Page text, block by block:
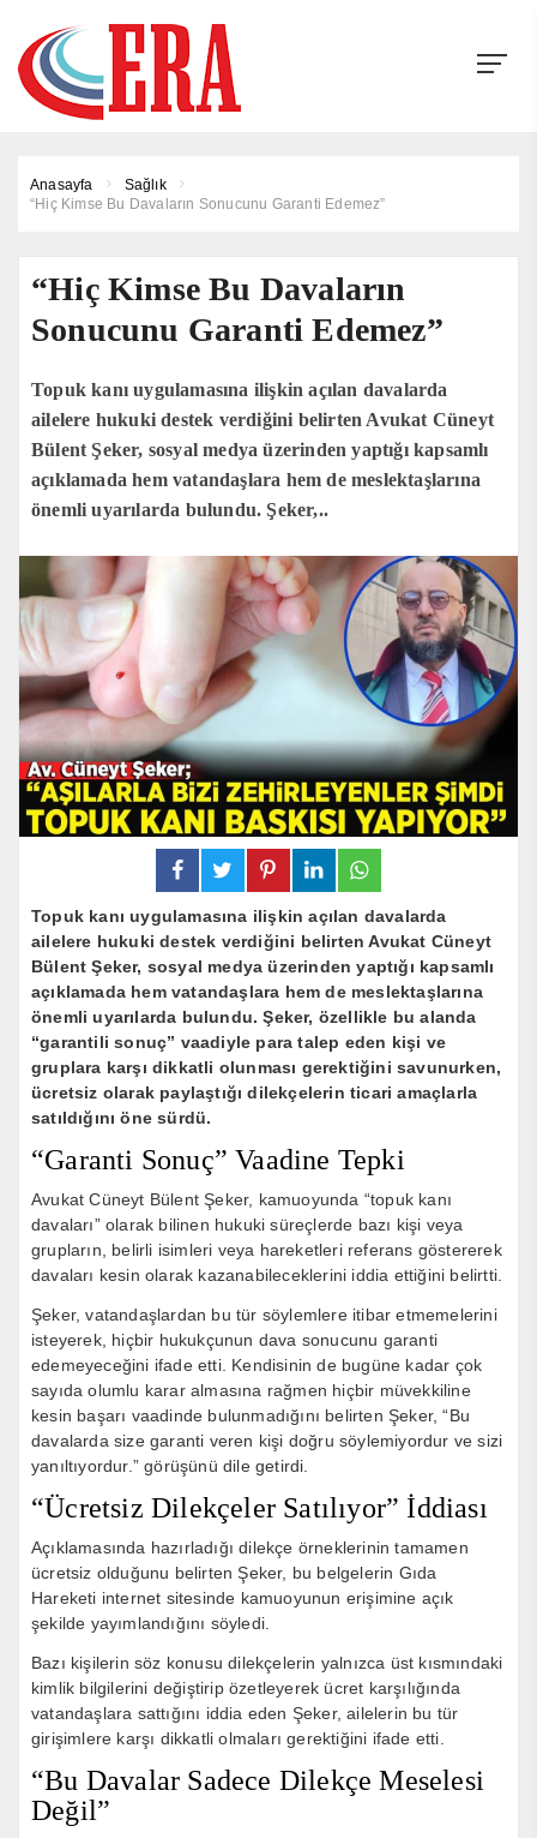
Anasayfa
Sağlık
“Hiç Kimse Bu Davaların Sonucunu Garanti Edemez”
“Hiç Kimse Bu Davaların
Sonucunu Garanti Edemez”
Topuk kanı uygulamasına ilişkin açılan davalarda
ailelere hukuki destek verdiğini belirten Avukat Cüneyt
Bülent Şeker, sosyal medya üzerinden yaptığı kapsamlı
açıklamada hem vatandaşlara hem de meslektaşlarına
önemli uyarılarda bulundu. Şeker,..
Topuk kanı uygulamasına ilişkin açılan davalarda
ailelere hukuki destek verdiğini belirten Avukat Cüneyt
Bülent Şeker, sosyal medya üzerinden yaptığı kapsamlı
açıklamada hem vatandaşlara hem de meslektaşlarına
önemli uyarılarda bulundu. Şeker, özellikle bu alanda
“garantili sonuç” vaadiyle para talep eden kişi ve
gruplara karşı dikkatli olunması gerektiğini savunurken,
ücretsiz olarak paylaştığı dilekçelerin ticari amaçlarla
satıldığını öne sürdü.
“Garanti Sonuç” Vaadine Tepki
Avukat Cüneyt Bülent Şeker, kamuoyunda “topuk kanı
davaları” olarak bilinen hukuki süreçlerde bazı kişi veya
grupların, belirli isimleri veya hareketleri referans göstererek
davaları kesin olarak kazanabileceklerini iddia ettiğini belirtti.
Şeker, vatandaşlardan bu tür söylemlere itibar etmemelerini
isteyerek, hiçbir hukukçunun dava sonucunu garanti
edemeyeceğini ifade etti. Kendisinin de bugüne kadar çok
sayıda olumlu karar almasına rağmen hiçbir müvekkiline
kesin başarı vaadinde bulunmadığını belirten Şeker, “Bu
davalarda size garanti veren kişi doğru söylemiyordur ve sizi
yanıltıyordur.” görüşünü dile getirdi.
“Ücretsiz Dilekçeler Satılıyor” İddiası
Açıklamasında hazırladığı dilekçe örneklerinin tamamen
ücretsiz olduğunu belirten Şeker, bu belgelerin Gıda
Hareketi internet sitesinde kamuoyunun erişimine açık
şekilde yayımlandığını söyledi.
Bazı kişilerin söz konusu dilekçelerin yalnızca üst kısmındaki
kimlik bilgilerini değiştirip özetleyerek ücret karşılığında
vatandaşlara sattığını iddia eden Şeker, ailelerin bu tür
girişimlere karşı dikkatli olmaları gerektiğini ifade etti.
“Bu Davalar Sadece Dilekçe Meselesi
Değil”